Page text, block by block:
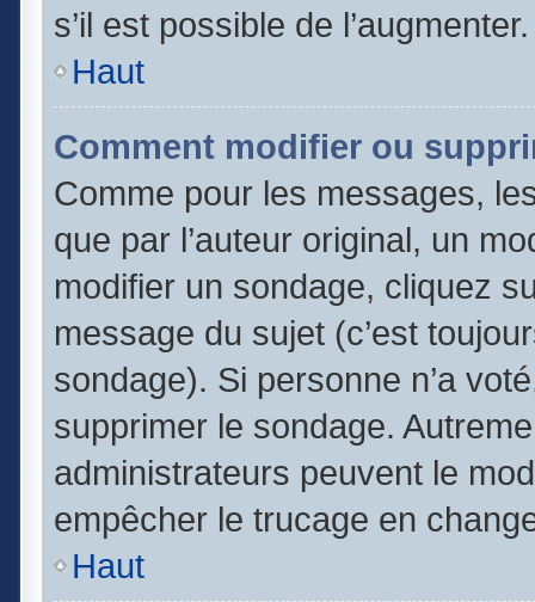
s’il est possible de l’augmenter.
Haut
Comment modifier ou
Comme pour les messages,
que par l’auteur original, un
modifier un sondage, cliquez
message du sujet (c’est
sondage). Si personne n’a
supprimer le sondage.
administrateurs peuvent le
empêcher le trucage en
Haut